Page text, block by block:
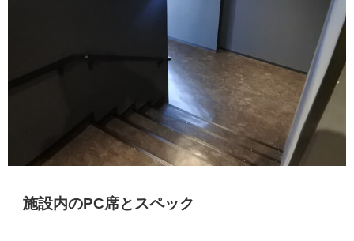
施設内のPC席とスペック